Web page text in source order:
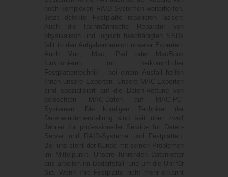
hoch komplexen RAID-Systemen weiterhelfen.
Jetzt defekte Festplatte reparieren lassen:
Auch die fachmännische Reparatur von
physikalisch und logisch beschädigten SSDs
fällt in den Aufgabenbereich unserer Experten.
Auch Mac, iMac, iPad oder MacBook
funktionieren mit herkömmlicher
Festplattentechnik - bei einem Ausfall helfen
Ihnen unsere Experten. Unsere MAC-Experten
sind spezialisiert auf die Daten-Rettung von
gelöschten MAC-Daten auf MAC-PC-
Systemen. Die kundigen Techniker der
Datenwiederherstellung sind seit über zwölf
Jahren Ihr professioneller Service für Daten-
Server und RAID-Systeme und Festplatten.
Bei uns steht der Kunde mit seinen Problemen
im Mittelpunkt. Unsere führenden Datenretter
aus arbeiten im Bedarfsfall rund um die Uhr für
Sie. Wenn Ihre Festplatte nicht mehr erkannt